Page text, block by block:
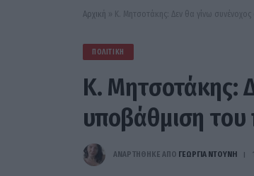
Αρχική » Κ. Μητσοτάκης: Δεν θα γίνω
ΠΟΛΙΤΙΚΉ
Κ. Μητσοτάκης:
υποβάθμιση του
ΑΝΑΡΤΗΘΗΚΕ ΑΠΟ ΓΕΩΡΓΊΑ ΝΤΟΎΝΗ